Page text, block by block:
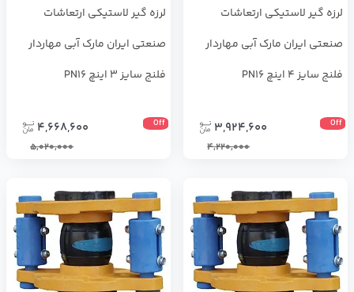
لرزه ‌گیر لاستیکی ارتعاشات
صنعتی ایران مارک آبی مهاردار
فلنج سایز 4 اینچ PN16
Off
3,924,600
4,220,000
لرزه ‌گیر لاستیکی ارتعاشات
صنعتی ایران مارک آبی مهاردار
فلنج سایز 3 اینچ PN16
Off
4,668,600
5,020,000